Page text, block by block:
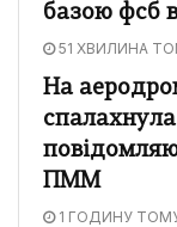
базою фсб
51 ХВИЛИНА
На
ПММ
1 ГОДИНУ